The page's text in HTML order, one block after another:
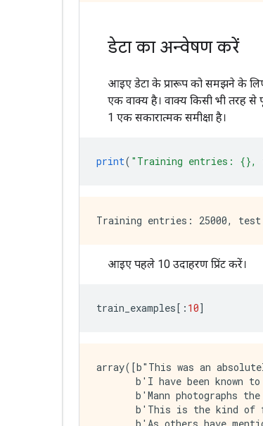
डेटा का अन्वेषण करें
आइए डेटा के प्रारूप को समझने के
एक वाक्य है। वाक्य किसी भी तरह से
1 एक सकारात्मक समीक्षा है।
print( "Training entries:
आइए पहले 10 उदाहरण प्रिंट करें।
train_examples[: 10]
array([b"This was an absolutely terrible movie. Don't be lured in by Christopher Walken or Michael Ironside. Both are great actors, but this must simply be their worst role in history. Even their great acting could not redeem this movie's ridiculous storyline. This movie is an early nineties US propaganda piece. The most pathetic scenes were those when the Columbian rebels were making their